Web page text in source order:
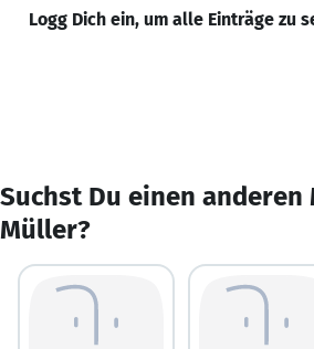
Logg Dich ein, um alle Einträge zu
Suchst Du einen anderen
Müller?